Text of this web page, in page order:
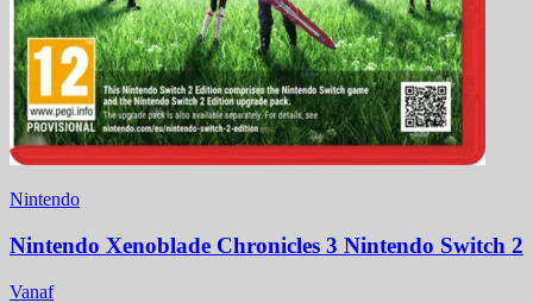
Nintendo
Nintendo Xenoblade Chronicles 3 Nintendo Switch 2
Vanaf